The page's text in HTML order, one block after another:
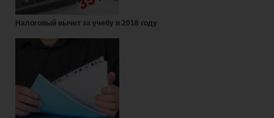
Налоговый вычет за учебу в 2018 году